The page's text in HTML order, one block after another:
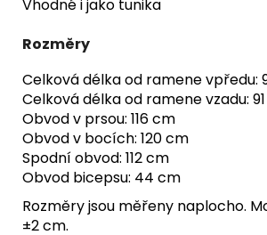
Vhodné i jako tunika
Rozměry
Celková délka od ramene vpředu:
Celková délka od ramene vzadu:
Obvod v prsou: 116 cm
Obvod v bocích: 120 cm
Spodní obvod: 112 cm
Obvod bicepsu: 44 cm
Rozměry jsou měřeny naplocho.
±2 cm.